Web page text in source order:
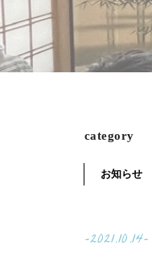
category
お知らせ
-2021.10.14-